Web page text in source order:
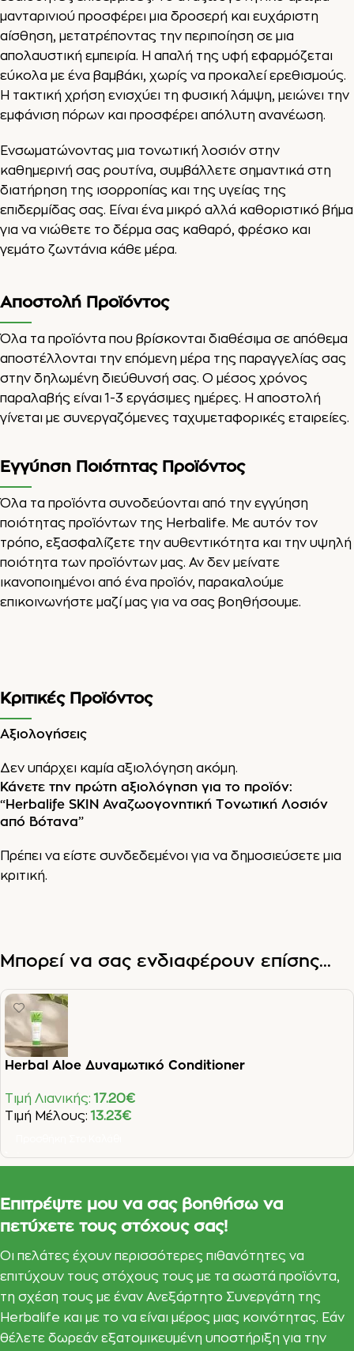
μανταρινιού προσφέρει μια δροσερή και ευχάριστη
αίσθηση, μετατρέποντας την περιποίηση σε μια
απολαυστική εμπειρία. Η απαλή της υφή εφαρμόζεται
εύκολα με ένα βαμβάκι, χωρίς να προκαλεί ερεθισμούς.
Η τακτική χρήση ενισχύει τη φυσική λάμψη, μειώνει την
εμφάνιση πόρων και προσφέρει απόλυτη ανανέωση.
Ενσωματώνοντας μια τονωτική λοσιόν στην
καθημερινή σας ρουτίνα, συμβάλλετε σημαντικά στη
διατήρηση της ισορροπίας και της υγείας της
επιδερμίδας σας. Είναι ένα μικρό αλλά καθοριστικό βήμα
για να νιώθετε το δέρμα σας καθαρό, φρέσκο και
γεμάτο ζωντάνια κάθε μέρα.
Αποστολή Προϊόντος
Όλα τα προϊόντα που βρίσκονται διαθέσιμα σε απόθεμα
αποστέλλονται την επόμενη μέρα της παραγγελίας σας
στην δηλωμένη διεύθυνσή σας. Ο μέσος χρόνος
παραλαβής είναι 1-3 εργάσιμες ημέρες. Η αποστολή
γίνεται με συνεργαζόμενες ταχυμεταφορικές εταιρείες.
Εγγύηση Ποιότητας Προϊόντος
Όλα τα προϊόντα συνοδεύονται από την εγγύηση
ποιότητας προϊόντων της Herbalife. Με αυτόν τον
τρόπο, εξασφαλίζετε την αυθεντικότητα και την υψηλή
ποιότητα των προϊόντων μας. Αν δεν μείνατε
ικανοποιημένοι από ένα προϊόν, παρακαλούμε
επικοινωνήστε μαζί μας για να σας βοηθήσουμε.
Κριτικές Προϊόντος
Αξιολογήσεις
Δεν υπάρχει καμία αξιολόγηση ακόμη.
Κάνετε την πρώτη αξιολόγηση για το προϊόν:
“Herbalife SKIN Αναζωογονητική Τονωτική Λοσιόν
από Βότανα”
Πρέπει να είστε συνδεδεμένοι για να δημοσιεύσετε μια
κριτική.
Μπορεί να σας ενδιαφέρουν επίσης...
Herbal Aloe Δυναμωτικό Conditioner
Τιμή Λιανικής:17.20€
Τιμή Μέλους:13.23€
Επιτρέψτε μου να σας βοηθήσω να
πετύχετε τους στόχους σας!
Οι πελάτες έχουν περισσότερες πιθανότητες να
επιτύχουν τους στόχους τους με τα σωστά προϊόντα,
τη σχέση τους με έναν Ανεξάρτητο Συνεργάτη της
Herbalife και με το να είναι μέρος μιας κοινότητας. Εάν
θέλετε δωρεάν εξατομικευμένη υποστήριξη για την